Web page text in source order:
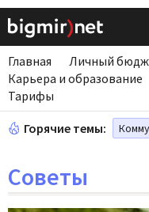
Главная Личный
Карьера и образование
Тарифы
Горячие темы:
Советы